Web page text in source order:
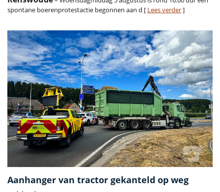
spontane boerenprotestactie begonnen aan d [ Lees verder]
Aanhanger van tractor gekanteld op weg